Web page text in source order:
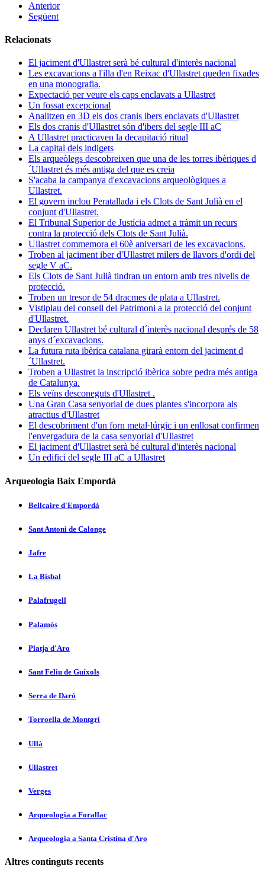
Anterior
Següent
Relacionats
El jaciment d'Ullastret serà bé cultural d'interès nacional
Les excavacions a l'illa d'en Reixac d'Ullastret queden fixades
en una monografia.
Expectació per veure els caps enclavats a Ullastret
Un fossat excepcional
Analitzen en 3D els dos cranis ibers enclavats d'Ullastret
Els dos cranis d'Ullastret són d'ibers del segle III aC
A Ullastret practicaven la decapitació ritual
La capital dels indigets
Els arqueòlegs descobreixen que una de les torres ibèriques d
´Ullastret és més antiga del que es creia
S'acaba la campanya d'excavacions arqueològiques a
Ullastret.
El govern inclou Peratallada i els Clots de Sant Julià en el
conjunt d'Ullastret.
El Tribunal Superior de Justícia admet a tràmit un recurs
contra la protecció dels Clots de Sant Julià.
Ullastret commemora el 60è aniversari de les excavacions.
Troben al jaciment iber d'Ullastret milers de llavors d'ordi del
segle V aC.
Els Clots de Sant Julià tindran un entorn amb tres nivells de
protecció.
Troben un tresor de 54 dracmes de plata a Ullastret.
Vistiplau del consell del Patrimoni a la protecció del conjunt
d'Ullastret.
Declaren Ullastret bé cultural d´interès nacional després de 58
anys d´excavacions.
La futura ruta ibèrica catalana girarà entorn del jaciment d
´Ullastret.
Troben a Ullastret la inscripció ibèrica sobre pedra més antiga
de Catalunya.
Els veïns desconeguts d'Ullastret .
Una Gran Casa senyorial de dues plantes s'incorpora als
atractius d'Ullastret
El descobriment d'un forn metal·lúrgic i un enllosat confirmen
l'envergadura de la casa senyorial d'Ullastret
El jaciment d'Ullastret serà bé cultural d'interès nacional
Un edifici del segle III aC a Ullastret
Arqueologia Baix Empordà
Bellcaire d'Empordà
Sant Antoni de Calonge
Jafre
La Bisbal
Palafrugell
Palamós
Platja d'Aro
Sant Feliu de Guíxols
Serra de Daró
Torroella de Montgrí
Ullà
Ullastret
Verges
Arqueologia a Forallac
Arqueologia a Santa Cristina d'Aro
Altres continguts recents